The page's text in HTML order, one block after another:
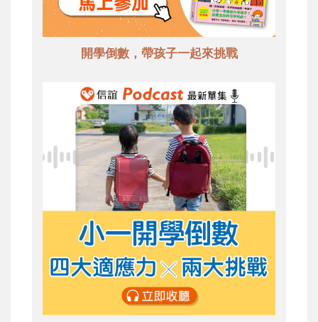
開學倒數，帶孩子一起來挑戰